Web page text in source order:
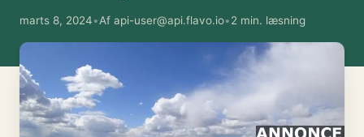
marts 8, 2024•Af api-user@api.flavo.io•2 min. læsning